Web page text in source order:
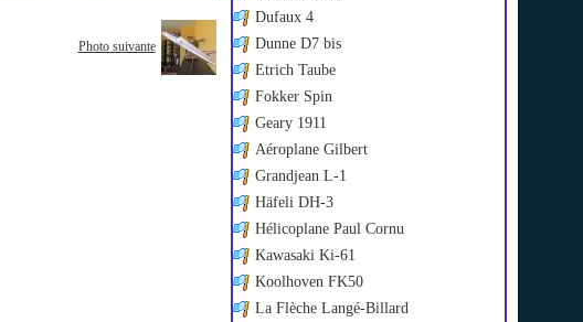
Dufaux 4
Dunne D7 bis
Etrich Taube
Fokker Spin
Geary 1911
Aéroplane Gilbert
Grandjean L-1
Häfeli DH-3
Hélicoplane Paul Cornu
Kawasaki Ki-61
Koolhoven FK50
La Flèche Langé-Billard
Photo suivante